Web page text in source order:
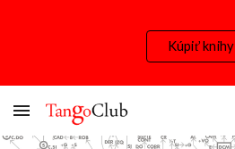
Kúpiť knihy